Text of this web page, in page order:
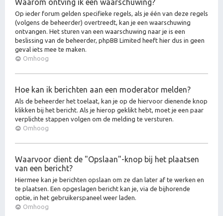
Waarom ontving ik een waarschuwing?
Op ieder forum gelden specifieke regels, als je één van deze regels
(volgens de beheerder) overtreedt, kan je een waarschuwing
ontvangen. Het sturen van een waarschuwing naar je is een
beslissing van de beheerder, phpBB Limited heeft hier dus in geen
geval iets mee te maken.
Omhoog
Hoe kan ik berichten aan een moderator melden?
Als de beheerder het toelaat, kan je op de hiervoor dienende knop
klikken bij het bericht. Als je hierop geklikt hebt, moet je een paar
verplichte stappen volgen om de melding te versturen.
Omhoog
Waarvoor dient de "Opslaan"-knop bij het plaatsen
van een bericht?
Hiermee kan je berichten opslaan om ze dan later af te werken en
te plaatsen. Een opgeslagen bericht kan je, via de bijhorende
optie, in het gebruikerspaneel weer laden.
Omhoog